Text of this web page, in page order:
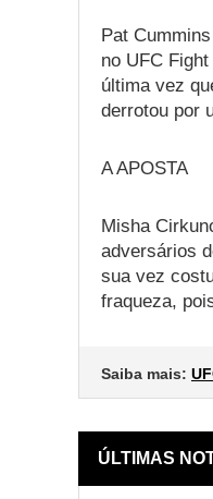
Pat
no UFC
última vez
derrotou por
A APOSTA
Misha
adversários
sua vez
fraqueza,
Saiba mais:
ÚLTIMAS